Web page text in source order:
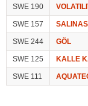
SWE 190
SWE 157 SALINAS
SWE 244 GÖL
SWE 125 KALLE
SWE 111